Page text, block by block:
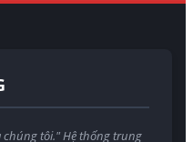
chúng tôi." Hệ thống trung